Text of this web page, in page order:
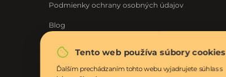
Tento web používa súbory cookies
Ďalším prechádzaním tohto webu vyjadrujete súhlas s
Podmienky ochrany osobných údajov
Blog
O nás
Moja objednávka